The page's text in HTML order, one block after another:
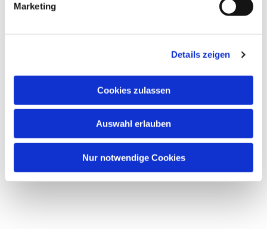
Marketing
Details zeigen
Cookies zulassen
Auswahl erlauben
Nur notwendige Cookies